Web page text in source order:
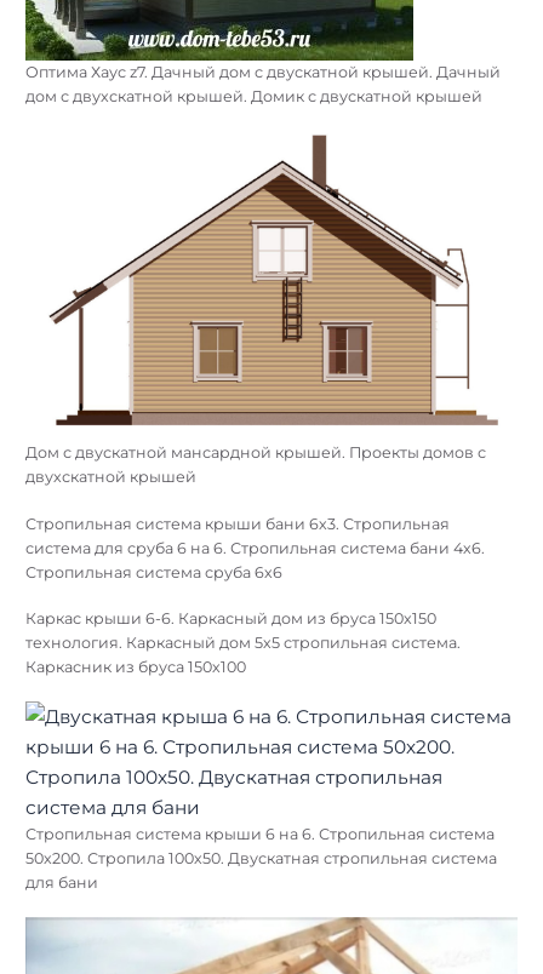
Оптима Хаус z7. Дачный дом с двускатной крышей. Дачный
дом с двухскатной крышей. Домик с двускатной крышей
двухскатной крышей
Стропильная система крыши бани 6х3. Стропильная
система для сруба 6 на 6. Стропильная система бани 4х6.
Стропильная система сруба 6х6
Каркас крыши 6-6. Каркасный дом из бруса 150х150
Каркасник из бруса 150х100